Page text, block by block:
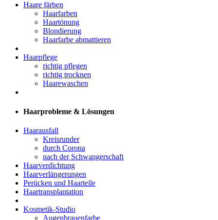
Haare färben
Haarfarben
Haartönung
Blondierung
Haarfarbe abmattieren
Haarpflege
richtig pflegen
richtig trocknen
Haarewaschen
Haarprobleme & Lösungen
Haarausfall
Kreisrunder
durch Corona
nach der Schwangerschaft
Haarverdichtung
Haarverlängerungen
Perücken und Haarteile
Haartransplantation
Kosmetik-Studio
Augenbrauenfarbe